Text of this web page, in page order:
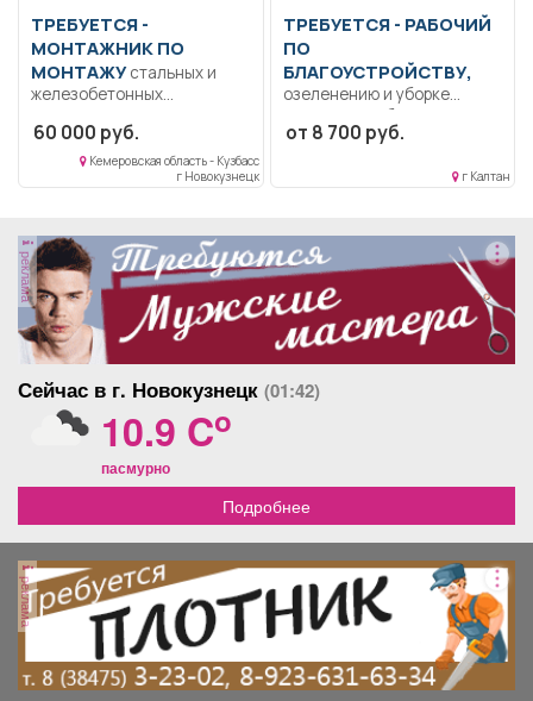
ТРЕБУЕТСЯ -
МОНТАЖНИК ПО
МОНТАЖУстальных и
железобетонных
разряд Образование:
Среднее
профессиональное
60 000 руб.
Кемеровская область - Кузбасс
г Новокузнецк
ТРЕБУЕТСЯ - РАБОЧИЙ
ПО
БЛАГОУСТРОЙСТВУ,
озеленению и уборке
территории Уборка
территории, озеленение
от 8 700 руб.
г Калтан
реклама
Сейчас в г. Новокузнецк (01:42)
10.9 Co
пасмурно
Подробнее
реклама